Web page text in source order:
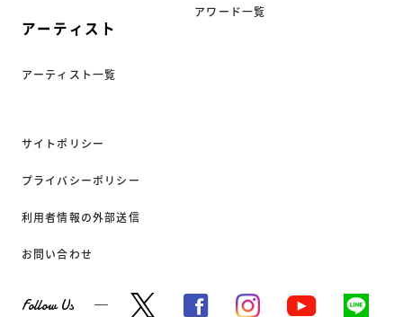
アーティスト
アーティスト一覧
アワード一覧
サイトポリシー
プライバシーポリシー
利用者情報の外部送信
お問い合わせ
Follow Us